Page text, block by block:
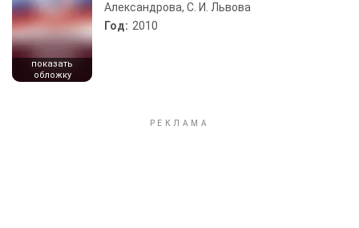
показать
обложку
Александрова, С. И. Львова
Год: 2010